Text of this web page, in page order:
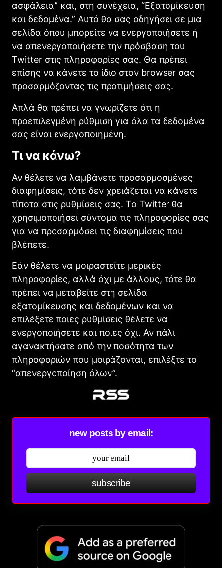
ασφάλεια” και, στη συνέχεια, “Εξατομίκευση
και δεδομένα.” Αυτό θα σας οδηγήσει σε μια
σελίδα όπου μπορείτε να ενεργοποιήσετε ή
να απενεργοποιήσετε την πρόσβαση του
Twitter στις πληροφορίες σας. Θα πρέπει
επίσης να κάνετε το ίδιο στον browser σας
προσαρμόζοντας τις προτιμήσεις σας.
Απλά θα πρέπει να γνωρίζετε ότι η
προεπιλεγμένη ρύθμιση για όλα τα δεδομένα
σας είναι ενεργοποιημένη.
Τι να κάνω?
Αν θέλετε να λαμβάνετε προσαρμοσμένες
διαφημίσεις, τότε δεν χρειάζεται να κάνετε
τίποτα στις ρυθμίσεις σας. Το Twitter θα
χρησιμοποιήσει σύντομα τις πληροφορίες σας
για να προσαρμόσει τις διαφημίσεις που
βλέπετε.
Εάν θέλετε να μοιραστείτε μερικές
πληροφορίες, αλλά όχι με άλλους, τότε θα
πρέπει να μεταβείτε στη σελίδα
εξατομίκευσης και δεδομένων και να
επιλέξετε ποιες ρυθμίσεις θέλετε να
ενεργοποιήσετε και ποιες όχι. Αν πάλι
αγανακτήσατε από την ποσότητα των
πληροφοριών που μοιράζονται, επιλέξτε το
“απενεργοποίηση όλων”.
new posts by email:
subscribe